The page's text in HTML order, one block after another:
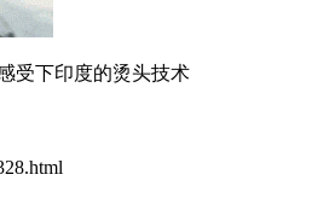
受下印度的烫头技术